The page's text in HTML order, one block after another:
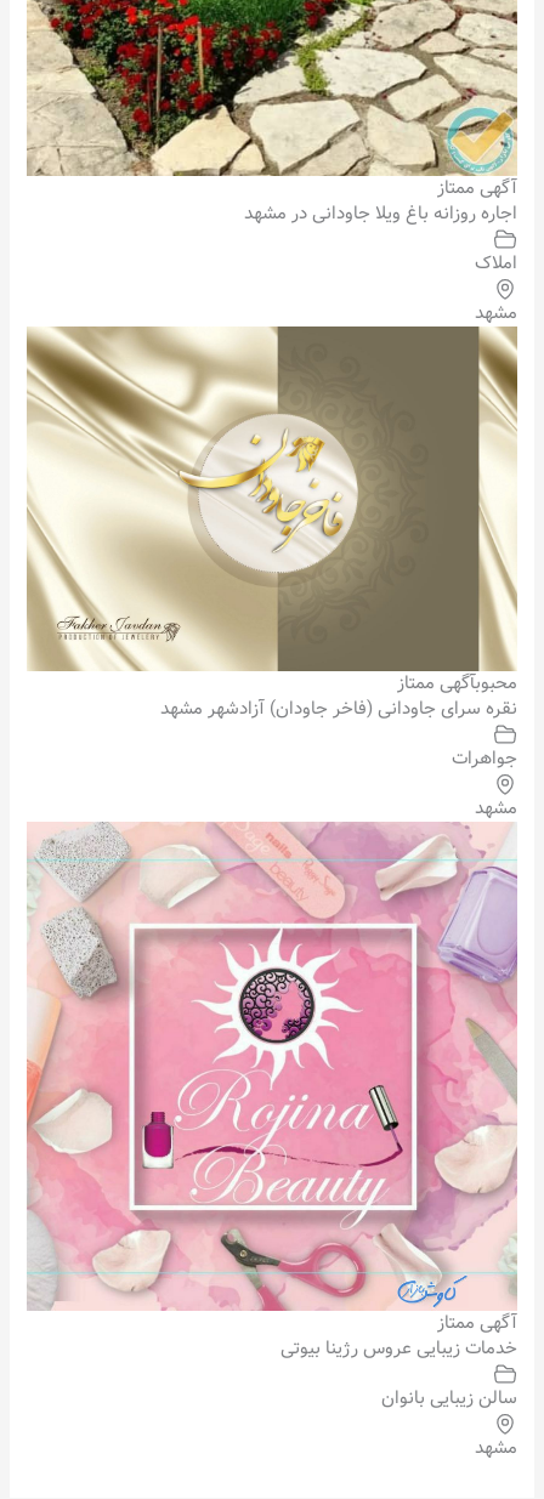
آگهی ممتاز
اجاره روزانه باغ ویلا جاودانی در مشهد
املاک
مشهد
محبوبآگهی ممتاز
نقره سرای جاودانی (فاخر جاودان) آزادشهر مشهد
جواهرات
مشهد
آگهی ممتاز
خدمات زیبایی عروس رژینا بیوتی
سالن زیبایی بانوان
مشهد